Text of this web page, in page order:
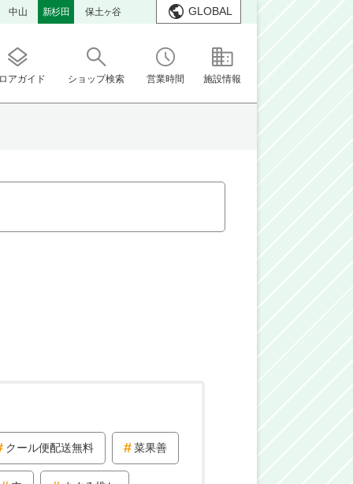
中山 新杉田 保土ヶ谷 GLOBAL
アガイド ショップ検索 営業時間 施設情報
クール便配送無料 菜果善